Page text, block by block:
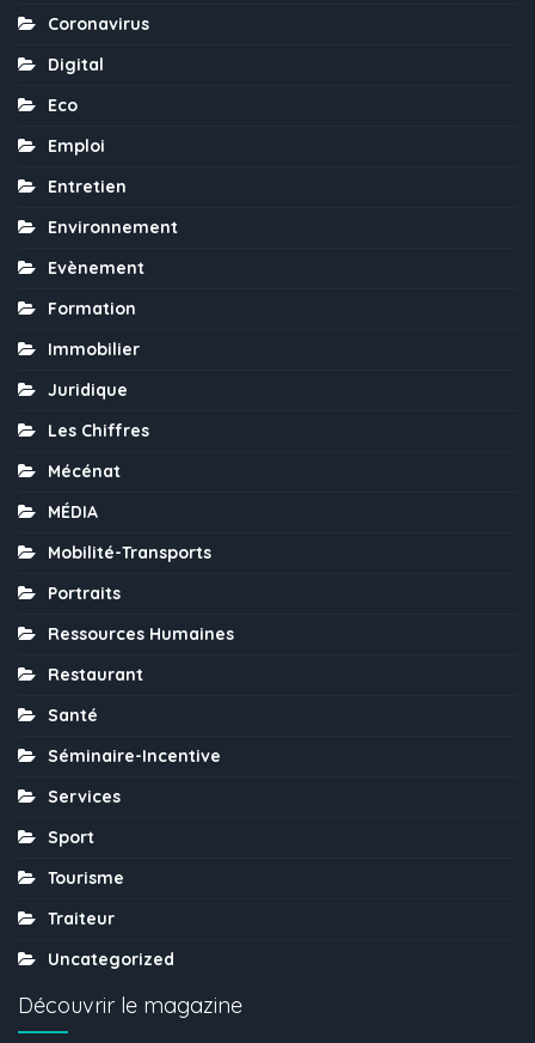
Coronavirus
Digital
Eco
Emploi
Entretien
Environnement
Evènement
Formation
Immobilier
Juridique
Les Chiffres
Mécénat
MÉDIA
Mobilité-Transports
Portraits
Ressources Humaines
Restaurant
Santé
Séminaire-Incentive
Services
Sport
Tourisme
Traiteur
Uncategorized
Découvrir le magazine